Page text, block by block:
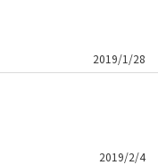
2019/1/28
2019/2/4